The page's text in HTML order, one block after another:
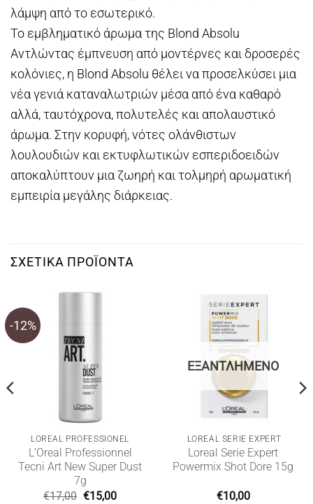
λάμψη από το εσωτερικό.
Το εμβληματικό άρωμα της Blond Absolu
Αντλώντας έμπνευση από μοντέρνες και δροσερές
κολόνιες, η Blond Absolu θέλει να προσελκύσει μια
νέα γενιά καταναλωτριών μέσα από ένα καθαρό
αλλά, ταυτόχρονα, πολυτελές και απολαυστικό
άρωμα. Στην κορυφή, νότες ολάνθιστων
λουλουδιών και εκτυφλωτικών εσπεριδοειδών
αποκαλύπτουν μια ζωηρή και τολμηρή αρωματική
εμπειρία μεγάλης διάρκειας.
ΣΧΕΤΙΚΆ ΠΡΟΪΌΝΤΑ
-12%
LOREAL PROFESSIONEL
L’Oreal Professionnel
Tecni Art New Super Dust
7g
€17,00 Original
€15,00Η
ΕΞΑΝΤΛΗΜΈΝΟ
LOREAL SERIE EXPERT
Lοreal Serie Expert
Powermix Shot Dore 15g
€10,00